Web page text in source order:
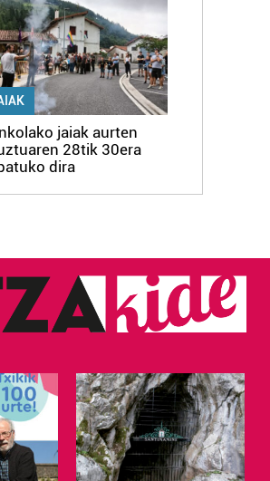
jaiak aurten
28tik 30era
dira